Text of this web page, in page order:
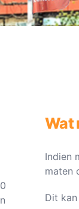
Wat
Indien
maten
Dit